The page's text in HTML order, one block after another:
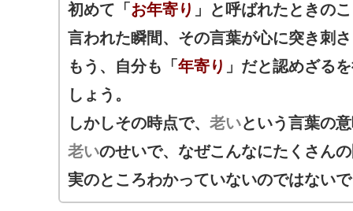
初めて「 お年寄り 」と呼ばれたときの
言われた瞬間、その言葉が心に突き刺
もう、自分も「 年寄り 」だと認めざる
しょう。
しかしその時点で、 老いという言葉の
老いのせいで、なぜこんなにたくさん
実のところわかっていないのではない